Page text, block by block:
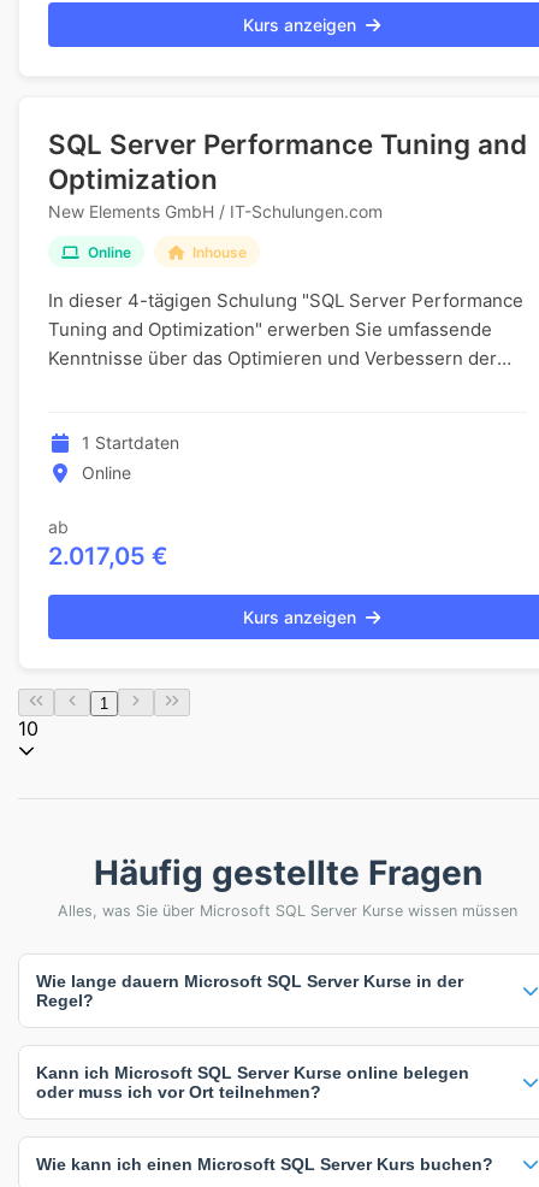
Kurs anzeigen
SQL Server Performance Tuning and
Optimization
New Elements GmbH / IT-Schulungen.com
Online Inhouse
In dieser 4-tägigen Schulung "SQL Server Performance
Tuning and Optimization" erwerben Sie umfassende
Kenntnisse über das Optimieren und Verbessern der
1 Startdaten
Online
ab
2.017,05 €
Kurs anzeigen
1
10
Häufig gestellte Fragen
Alles, was Sie über Microsoft SQL Server Kurse wissen müssen
Wie lange dauern Microsoft SQL Server Kurse in der
Regel?
häufigste Kursdauer beträgt 5 Tage. Die genaue Dauer hängt vom
Kursinhalt und Intensität ab - intensive Kompaktkurse sind oft kürzer,
Kann ich Microsoft SQL Server Kurse online belegen
oder muss ich vor Ort teilnehmen?
Präsenzkurse (25%), 3 Inhouse-Schulungen (75%). Online-Kurse
Wie kann ich einen Microsoft SQL Server Kurs buchen?